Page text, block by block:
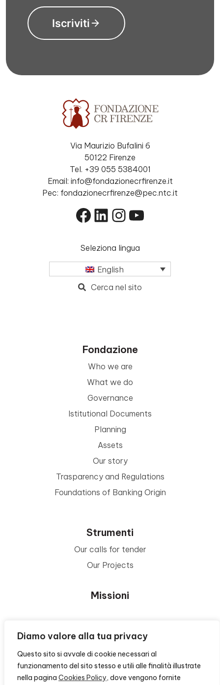
Diamo valore alla tua privacy
Questo sito si avvale di cookie necessari al
funzionamento del sito stesso e utili alle finalità illustrate
nella pagina Cookies Policy, dove vengono fornite
Iscriviti
Via Maurizio Bufalini 6
50122 Firenze
Tel. +39 055 5384001
Email: info@fondazionecrfirenze.it
Pec: fondazionecrfirenze@pec.ntc.it
Facebook
LinkedIn
Instagram
YouTube
Seleziona lingua
English
Cerca nel sito
Fondazione
Who we are
What we do
Governance
Istitutional Documents
Planning
Assets
Our story
Trasparency and Regulations
Foundations of Banking Origin
Strumenti
Our calls for tender
Our Projects
Missioni
Area Beneficiari
Privacy e Informative
Contacts